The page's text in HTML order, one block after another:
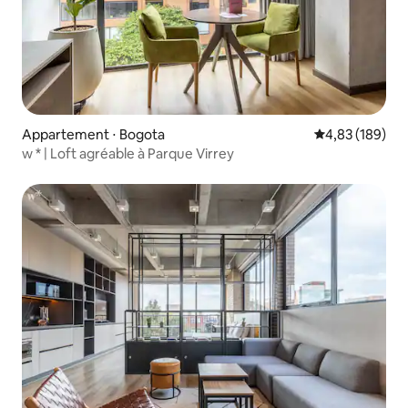
Appartement ⋅ Bogota Évaluation
4,83 (189)
w * | Loft agréable à Parque Virrey